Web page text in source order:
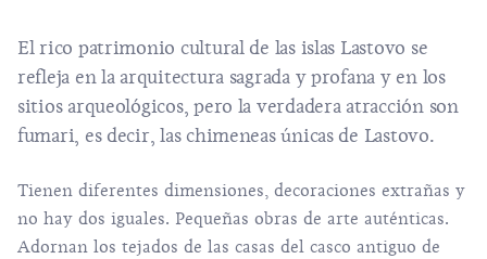
El rico patrimonio cultural de las islas Lastovo se
refleja en la arquitectura sagrada y profana y en los
sitios arqueológicos, pero la verdadera atracción son
fumari, es decir, las chimeneas únicas de Lastovo.
Tienen diferentes dimensiones, decoraciones extrañas y
no hay dos iguales. Pequeñas obras de arte auténticas.
Adornan los tejados de las casas del casco antiguo de